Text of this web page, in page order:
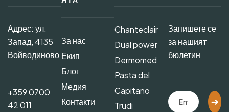
Адрес: ул.
Запад, 4135
Войводиново
+359 0700
42 011
За нас
Екип
Блог
Медия
Контакти
Chanteclair
Dual power
Dermomed
Pasta del
Capitano
Trudi
Запишете се
за нашият
бюлетин